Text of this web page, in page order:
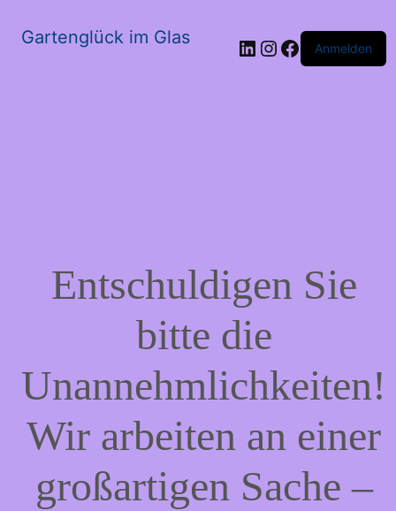
Gartenglück im Glas LinkedIn
Instagram
Facebook
Anmelden
Entschuldigen Sie
bitte die
Unannehmlichkeiten!
Wir arbeiten an einer
großartigen Sache –